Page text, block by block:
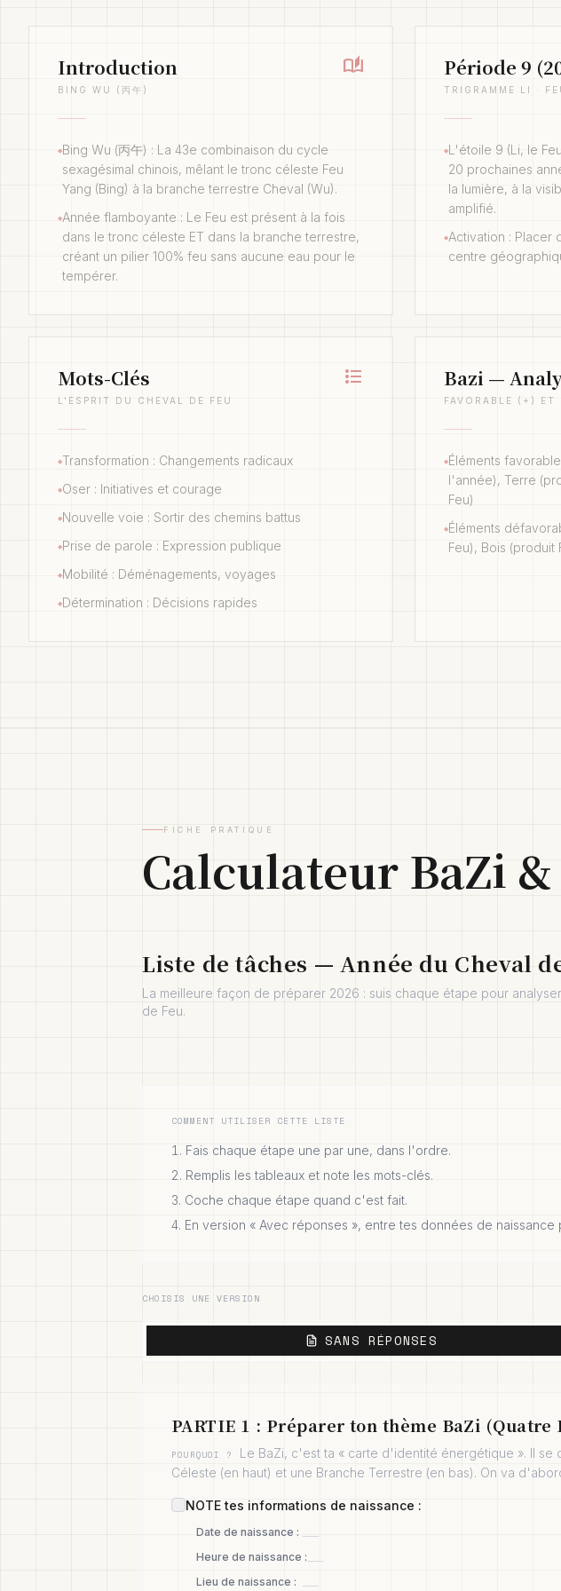
Introduction
BING WU (丙午)
auto_stories
◆Bing Wu (丙午) : La 43e combinaison du cycle
sexagésimal chinois, mêlant le tronc céleste Feu
Yang (Bing) à la branche terrestre Cheval (Wu).
◆Année flamboyante : Le Feu est présent à la fois
dans le tronc céleste ET dans la branche terrestre,
créant un pilier 100% feu sans aucune eau pour le
tempérer.
Période 9
TRIGRAMME LI ·
◆L'étoile 9 (Li, le
20 prochaines
la lumière, à la
amplifié.
◆Activation : Placer
centre
Mots-Clés
L'ESPRIT DU CHEVAL DE FEU
format_list_bulleted
◆Transformation : Changements radicaux
◆Oser : Initiatives et courage
◆Nouvelle voie : Sortir des chemins battus
◆Prise de parole : Expression publique
◆Mobilité : Déménagements, voyages
◆Détermination : Décisions rapides
Bazi —
FAVORABLE (+) ET
◆Éléments
l'année), Terre
Feu)
◆Éléments
Feu), Bois (produit
FICHE PRATIQUE
Calculateur BaZi
Liste de tâches — Année du Cheval
La meilleure façon de préparer 2026 : suis chaque étape pour
de Feu.
COMMENT UTILISER CETTE LISTE
Fais chaque étape une par une, dans l'ordre.
Remplis les tableaux et note les mots-clés.
Coche chaque étape quand c'est fait.
En version « Avec réponses », entre tes données de
CHOISIS UNE VERSION
SANS RÉPONSES
PARTIE 1 : Préparer ton thème BaZi (Quatre
POURQUOI ?
Le BaZi, c'est ta « carte d'identité énergétique ». Il se
Céleste (en haut) et une Branche Terrestre (en bas). On va
NOTE tes informations de naissance :
Date de naissance :
Heure de naissance :
Lieu de naissance :